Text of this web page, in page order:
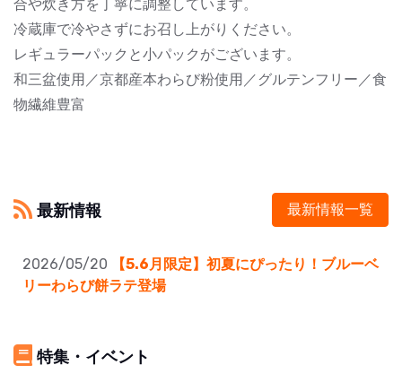
合や炊き方を丁寧に調整しています。
冷蔵庫で冷やさずにお召し上がりください。
レギュラーパックと小パックがございます。
和三盆使用／京都産本わらび粉使用／グルテンフリー／食
物繊維豊富
最新情報 最新情報一覧
2026/05/20
【5.6月限定】初夏にぴったり！ブルーベ
リーわらび餅ラテ登場
特集・イベント